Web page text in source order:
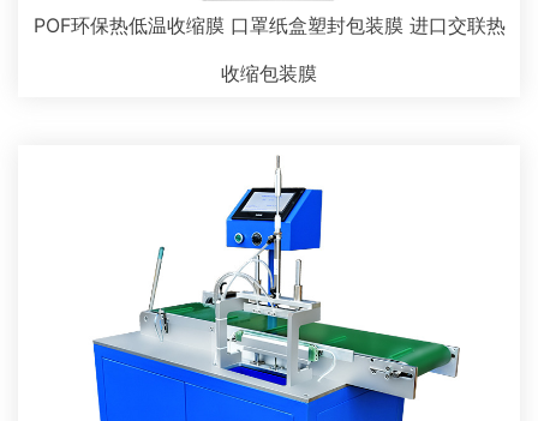
POF环保热低温收缩膜 口罩纸盒塑封包装膜 进口交联热
收缩包装膜